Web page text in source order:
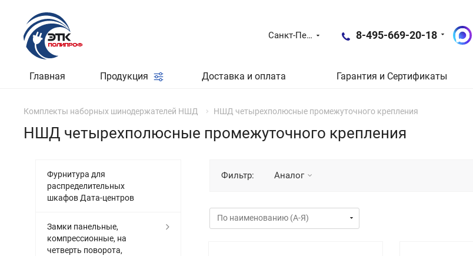
Санкт-Петербург 8-495-669-20-18
Главная Продукция Доставка и оплата Гарантия и Сертификаты
Комплекты наборных шинодержателей НШД НШД четырехполюсные промежуточного крепления
НШД четырехполюсные промежуточного крепления
Фильтр: Аналог
Фурнитура для
распределительных
шкафов Дата-центров
Замки панельные,
компрессионные, на
четверть поворота,